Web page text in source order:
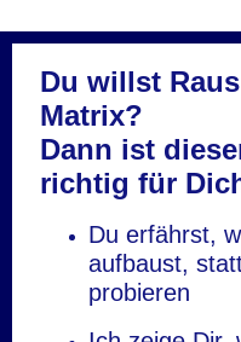
Du willst
Matrix?
Dann ist
richtig für
Du erfährst,
aufbaust,
probieren